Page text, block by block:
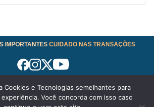
IMPORTANTES CUIDADO NAS TRANSAÇÕES
Termos de Uso
| Todos os Direitos
Cookies e Tecnologias semelhantes para
Você concorda com isso caso